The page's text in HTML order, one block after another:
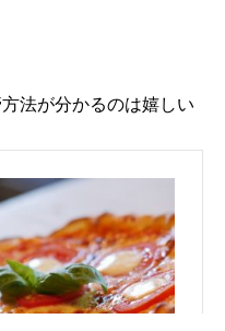
法が分かるのは嬉しい